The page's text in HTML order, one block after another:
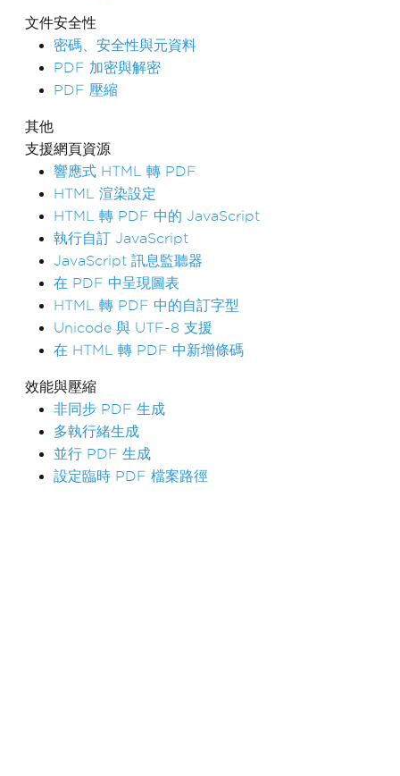
文件安全性
密碼、安全性與元資料
PDF 加密與解密
PDF 壓縮
其他
支援網頁資源
響應式 HTML 轉 PDF
HTML 渲染設定
HTML 轉 PDF 中的 JavaScript
執行自訂 JavaScript
JavaScript 訊息監聽器
在 PDF 中呈現圖表
HTML 轉 PDF 中的自訂字型
Unicode 與 UTF-8 支援
在 HTML 轉 PDF 中新增條碼
效能與壓縮
非同步 PDF 生成
多執行緒生成
並行 PDF 生成
設定臨時 PDF 檔案路徑